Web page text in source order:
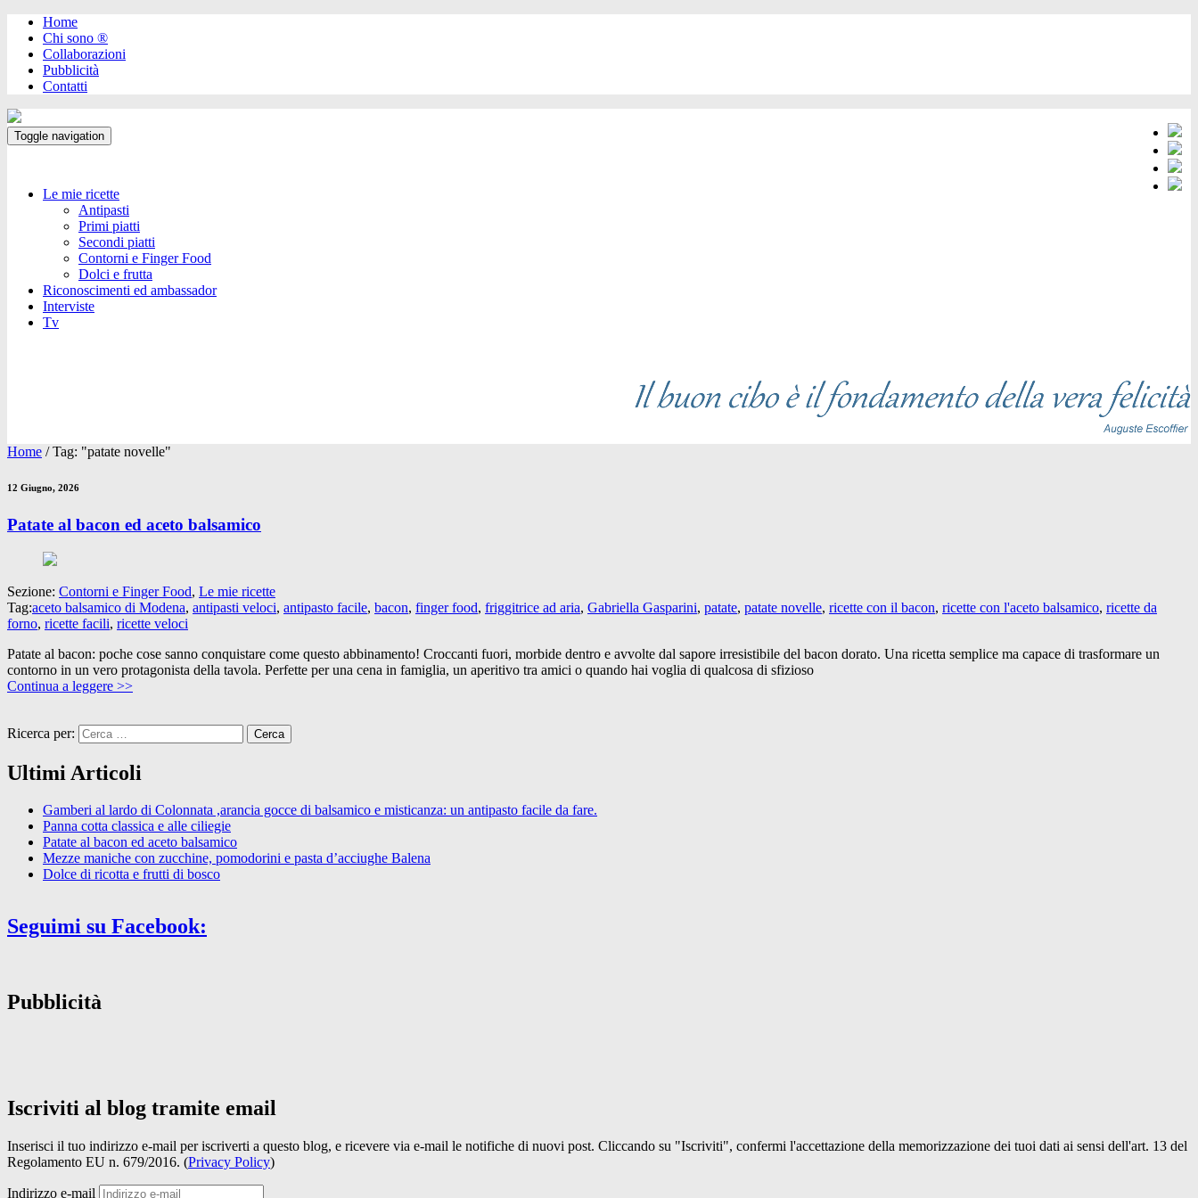
Home
Chi sono ®️
Collaborazioni
Pubblicità
Contatti
Toggle navigation
Le mie ricette
Antipasti
Primi piatti
Secondi piatti
Contorni e Finger Food
Dolci e frutta
Riconoscimenti ed ambassador
Interviste
Tv
Home /Tag: "patate novelle"
12 Giugno, 2026
Patate al bacon ed aceto balsamico
Sezione: Contorni e Finger Food, Le mie ricette
Tag:aceto balsamico di Modena, antipasti veloci, antipasto facile, bacon, finger food, friggitrice ad aria, Gabriella Gasparini, patate, patate novelle, ricette con il bacon, ricette con l'aceto balsamico, ricette da
forno, ricette facili, ricette veloci
Patate al bacon: poche cose sanno conquistare come questo abbinamento! Croccanti fuori, morbide dentro e avvolte dal sapore irresistibile del bacon dorato. Una ricetta semplice ma capace di trasformare un
contorno in un vero protagonista della tavola. Perfette per una cena in famiglia, un aperitivo tra amici o quando hai voglia di qualcosa di sfizioso
Continua a leggere >>
Ricerca per:
Ultimi Articoli
Gamberi al lardo di Colonnata ,arancia gocce di balsamico e misticanza: un antipasto facile da fare.
Panna cotta classica e alle ciliegie
Patate al bacon ed aceto balsamico
Mezze maniche con zucchine, pomodorini e pasta d’acciughe Balena
Dolce di ricotta e frutti di bosco
Seguimi su Facebook:
Pubblicità
Iscriviti al blog tramite email
Inserisci il tuo indirizzo e-mail per iscriverti a questo blog, e ricevere via e-mail le notifiche di nuovi post. Cliccando su "Iscriviti", confermi l'accettazione della memorizzazione dei tuoi dati ai sensi dell'art. 13 del
Regolamento EU n. 679/2016. (Privacy Policy)
Indirizzo e-mail